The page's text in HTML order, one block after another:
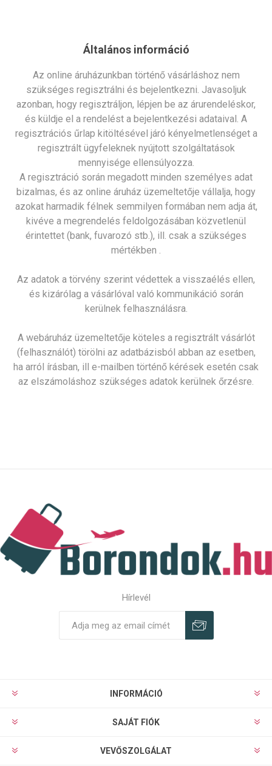
Általános információ
Az online áruházunkban történő vásárláshoz nem
szükséges regisztrálni és bejelentkezni. Javasoljuk
azonban, hogy regisztráljon, lépjen be az árurendeléskor,
és küldje el a rendelést a bejelentkezési adataival. A
regisztrációs űrlap kitöltésével járó kényelmetlenséget a
regisztrált ügyfeleknek nyújtott szolgáltatások
mennyisége ellensúlyozza.
A regisztráció során megadott minden személyes adat
bizalmas, és az online áruház üzemeltetője vállalja, hogy
azokat harmadik félnek semmilyen formában nem adja át,
kivéve a megrendelés feldolgozásában közvetlenül
érintettet (bank, fuvarozó stb.), ill. csak a szükséges
mértékben .
Az adatok a törvény szerint védettek a visszaélés ellen,
és kizárólag a vásárlóval való kommunikáció során
kerülnek felhasználásra.
A webáruház üzemeltetője köteles a regisztrált vásárlót
(felhasználót) törölni az adatbázisból abban az esetben,
ha arról írásban, ill e-mailben történő kérések esetén csak
az elszámoláshoz szükséges adatok kerülnek őrzésre.
Hírlevél
INFORMÁCIÓ
SAJÁT FIÓK
VEVŐSZOLGÁLAT